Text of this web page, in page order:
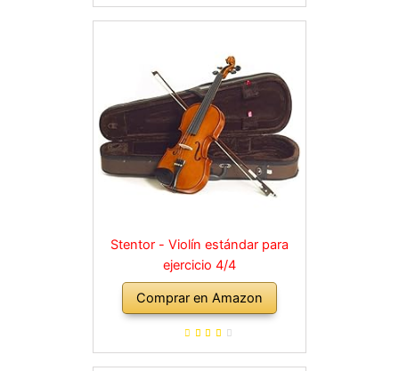
Stentor - Violín estándar para
ejercicio 4/4
Comprar en Amazon